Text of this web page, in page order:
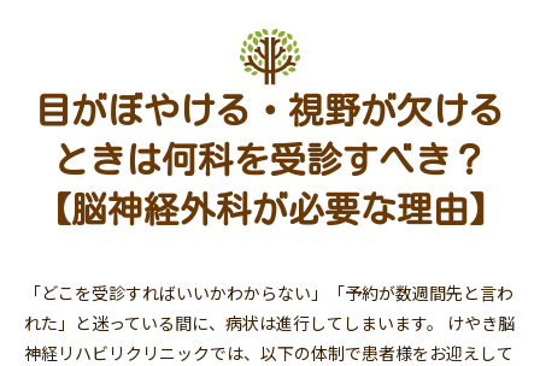
目がぼやける・視野が欠ける
ときは何科を受診すべき？
【脳神経外科が必要な理由】
「どこを受診すればいいかわからない」「予約が数週間先と言わ
れた」と迷っている間に、病状は進行してしまいます。 けやき脳
神経リハビリクリニックでは、以下の体制で患者様をお迎えして